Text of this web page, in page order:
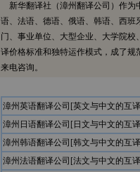
新华翻译社（漳州翻译公司）作为
语、法语、德语、俄语、韩语、西
门、事业单位、大型企业、大学院
译价格标准和独特运作模式，成了
来电咨询。
漳州英语翻译公司[英文与中文的互
漳州日语翻译公司[日文与中文的互
漳州韩语翻译公司[韩文与中文的互
漳州法语翻译公司[法文与中文的互